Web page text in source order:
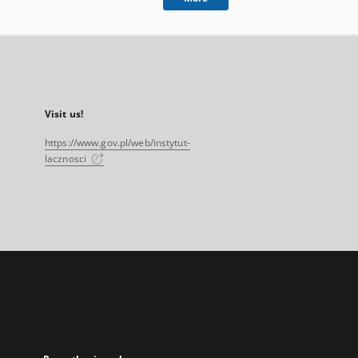
Visit us!
https://www.gov.pl/web/instytut-
lacznosci